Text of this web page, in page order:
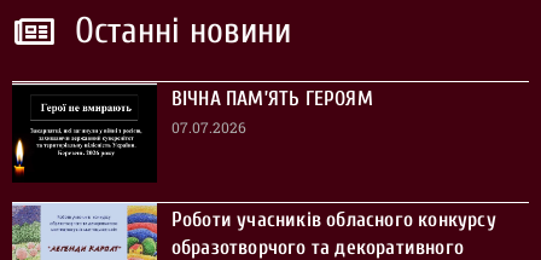
Останні новини
ВІЧНА ПАМ’ЯТЬ ГЕРОЯМ
07.07.2026
Роботи учасників обласного конкурсу
образотворчого та декоративного